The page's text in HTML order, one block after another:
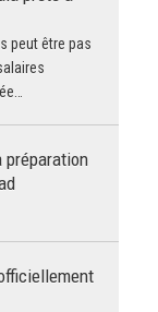
peut être pas
préparation